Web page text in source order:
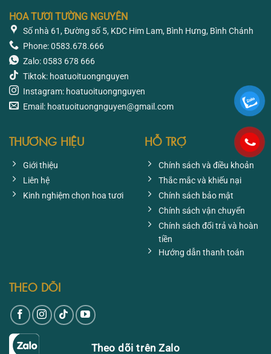
HOA TƯƠI TƯỜNG NGUYÊN
Số nhà 61, Đường số 5, KDC Him Lam, Bình Hưng, Bình Chánh
Phone: 0583.678.666
Zalo: 0583 678 666
Tiktok: hoatuoituongnguyen
Instagram: hoatuoituongnguyen
Email: hoatuoituongnguyen@gmail.com
THƯƠNG HIỆU
Giới thiệu
Liên hệ
Kinh nghiệm chọn hoa tươi
HỖ TRỢ
Chính sách và điều khoản
Thắc mắc và khiếu nại
Chính sách bảo mật
Chính sách vận chuyển
Chính sách đổi trả và hoàn
tiền
Hướng dẫn thanh toán
THEO DÕI
Theo dõi trên Zalo